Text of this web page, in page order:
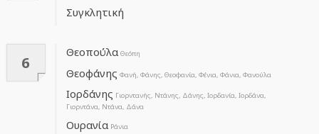
Συγκλητική
6
Θεοπούλα Θεόπη
Θεοφάνης Φανή, Φάνης, Θεοφανία, Φένια, Φάνια, Φανούλα
Ιορδάνης Γιορντανής, Ντάνης, Δάνης, Ιορδανία, Ιορδάνα,
Γιορντάνα, Ντάνα, Δάνα
Ουρανία Ράνια